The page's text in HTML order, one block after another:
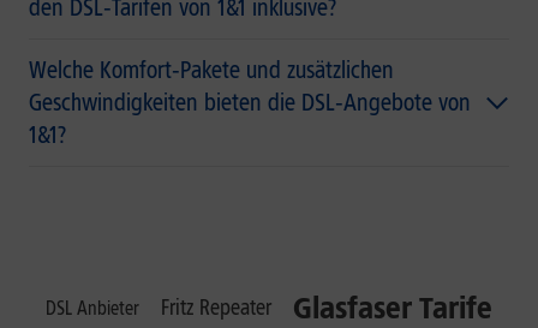
den DSL‑Tarifen von 1&1 inklusive?
Welche Komfort‑Pakete und zusätzlichen
Geschwindigkeiten bieten die DSL‑Angebote von
1&1?
DSL Anbieter Fritz Repeater Glasfaser Tarife